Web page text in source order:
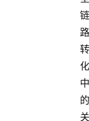
链
路
转
化
中
的
关